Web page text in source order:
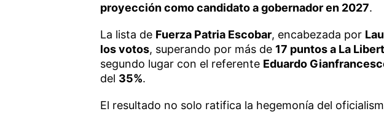
proyección como candidato a gobernador en 2027.
La lista de Fuerza Patria Escobar, encabezada por
los votos, superando por más de 17 puntos a La
segundo lugar con el referente Eduardo
del 35%.
El resultado no solo ratifica la hegemonía del